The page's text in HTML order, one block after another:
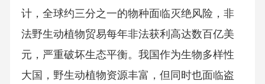
计，全球约三分之一的物种面临灭绝风险，非
法野生动植物贸易每年非法获利高达数百亿美
元，严重破坏生态平衡。我国作为生物多样性
大国，野生动植物资源丰富，但同时也面临盗